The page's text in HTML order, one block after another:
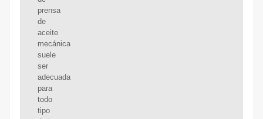
prensa
de
aceite
mecánica
suele
ser
adecuada
para
todo
tipo